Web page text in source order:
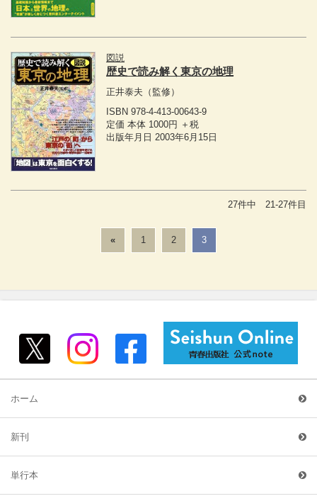
図説
歴史で読み解く東京の地理
正井泰夫 （監修）
ISBN 978-4-413-00643-9
定価 本体 1000円 ＋税
出版年月日 2003年6月15日
27件中 21-27件目
« 1 2 3
ホーム
新刊
単行本